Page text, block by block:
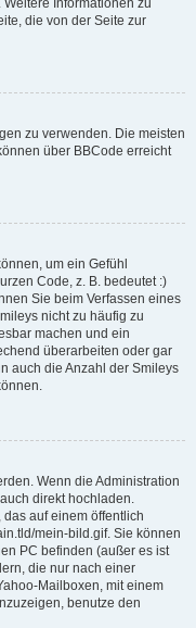
Weitere Informationen zu
die von der Seite zur
zu verwenden. Die meisten
über BBCode erreicht
um ein Gefühl
Code, z. B. bedeutet :)
Sie beim Verfassen eines
nicht zu häufig zu
machen und ein
überarbeiten oder gar
auch die Anzahl der Smileys
Wenn die Administration
direkt hochladen.
auf einem öffentlich
mein-bild.gif. Sie können
PC befinden (außer es ist
die nur nach einer
Mailboxen, mit einem
benutze den